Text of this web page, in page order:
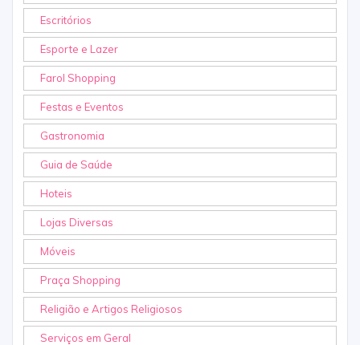
Escritórios
Esporte e Lazer
Farol Shopping
Festas e Eventos
Gastronomia
Guia de Saúde
Hoteis
Lojas Diversas
Móveis
Praça Shopping
Religião e Artigos Religiosos
Serviços em Geral